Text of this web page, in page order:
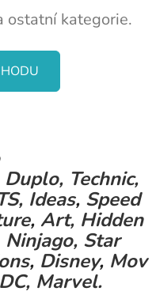
ostatní kategorie.
Duplo, Technic,
Ideas, Speed
, Art, Hidden
Ninjago, Star
, Disney, Mov
DC,Marvel.